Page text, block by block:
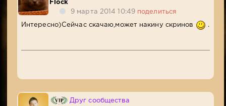
Flock
9 марта 2014 10:49 поделиться
Интересно)Сейчас скачаю,может накину скринов .
Друг сообщества